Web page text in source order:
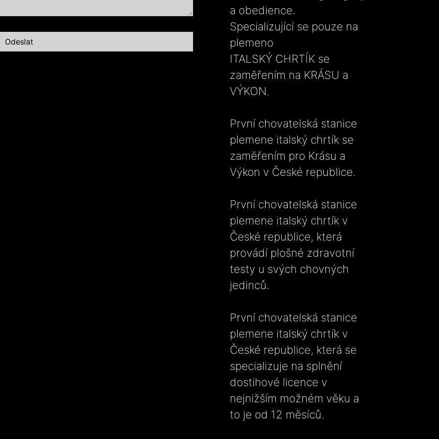
a obedience.
Specializující se pouze na
plemeno
ITALSKÝ CHRTÍK se
zaměřením na KRÁSU a
VÝKON.
První chovatelská stanice
plemene italský chrtík se
zaměřením pro Krásu a
Výkon v České republice.
První chovatelská stanice
plemene italský chrtík v
České republice, která
provádí plošné zdravotní
testy u svých chovných
jedinců.
První chovatelská stanice
plemene italský chrtík v
České republice, která se
specializuje na splnění
dostihové licence v
nejnižším možném věku a
to je od 12 měsíců.